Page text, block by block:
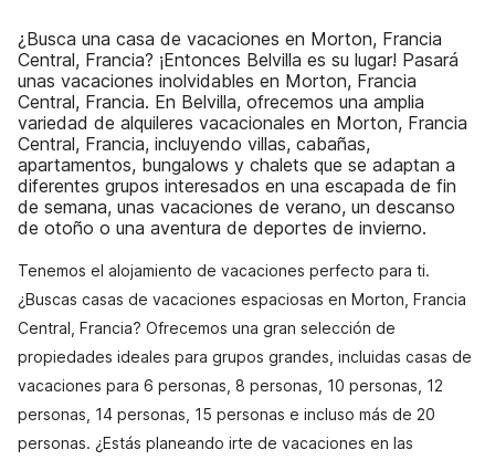
¿Busca una casa de vacaciones en Morton, Francia
Central, Francia? ¡Entonces Belvilla es su lugar! Pasará
unas vacaciones inolvidables en Morton, Francia
Central, Francia. En Belvilla, ofrecemos una amplia
variedad de alquileres vacacionales en Morton, Francia
Central, Francia, incluyendo villas, cabañas,
apartamentos, bungalows y chalets que se adaptan a
diferentes grupos interesados en una escapada de fin
de semana, unas vacaciones de verano, un descanso
de otoño o una aventura de deportes de invierno.
Tenemos el alojamiento de vacaciones perfecto para ti.
¿Buscas casas de vacaciones espaciosas en Morton, Francia
Central, Francia? Ofrecemos una gran selección de
propiedades ideales para grupos grandes, incluidas casas de
vacaciones para 6 personas, 8 personas, 10 personas, 12
personas, 14 personas, 15 personas e incluso más de 20
personas. ¿Estás planeando irte de vacaciones en las